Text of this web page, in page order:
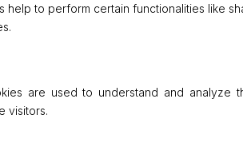
help to perform certain functionalities like
are used to understand and
visitors.